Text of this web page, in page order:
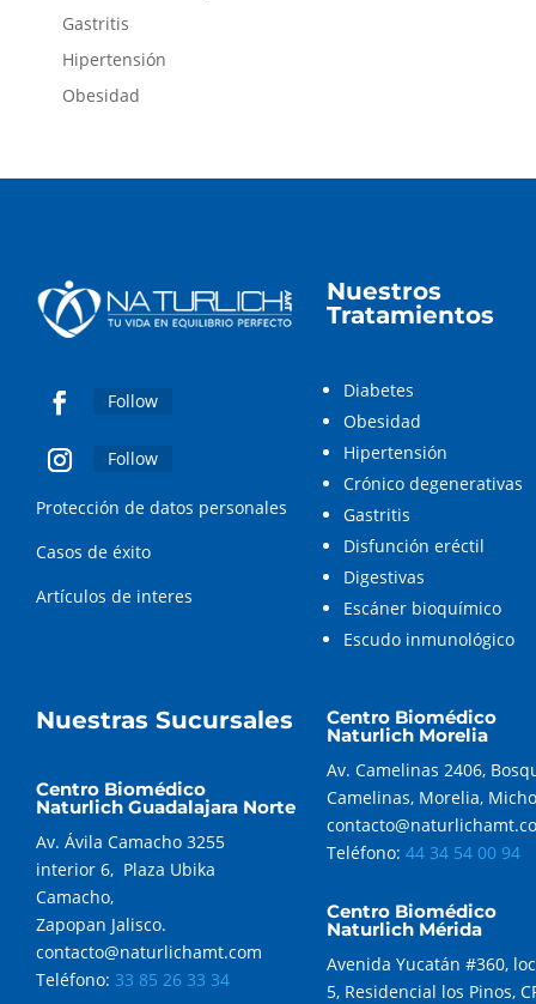
Gastritis
Hipertensión
Obesidad
Follow
Follow
Protección de datos personales
Casos de éxito
Artículos de interes
Nuestros
Tratamientos
Diabetes
Obesidad
Hipertensión
Crónico degenerativas
Gastritis
Disfunción eréctil
Digestivas
Escáner bioquímico
Escudo inmunológico
Nuestras Sucursales
Centro Biomédico
Naturlich Guadalajara Norte
Av. Ávila Camacho 3255
interior 6, Plaza Ubika
Camacho,
Zapopan Jalisco.
contacto@naturlichamt.com
Teléfono: 33 85 26 33 34
Centro Biomédico
Naturlich Morelia
Av. Camelinas 2406,
Camelinas, Morelia,
Teléfono: 44 34 54 00 94
Centro Biomédico
Naturlich Mérida
Avenida Yucatán #360,
5, Residencial los Pinos,